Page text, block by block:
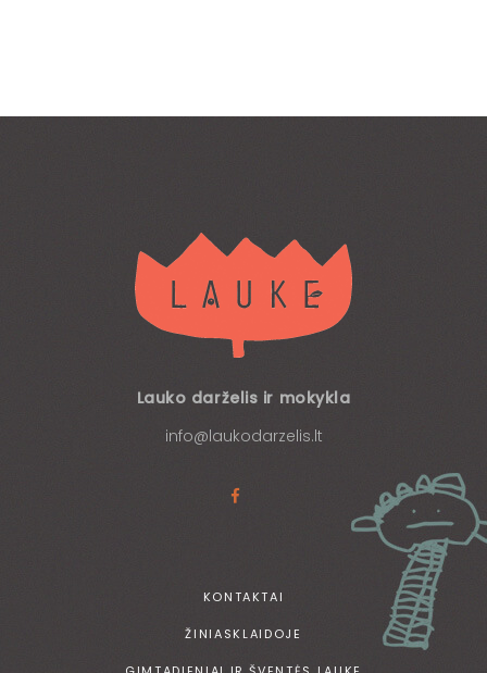
Lauko darželis ir mokykla
info@laukodarzelis.lt
KONTAKTAI
ŽINIASKLAIDOJE